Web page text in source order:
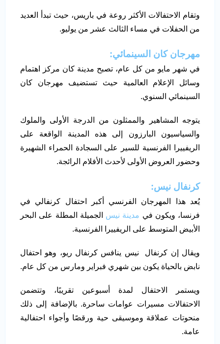
وتقام الاحتفالات الأكثر روعة في باريس، حيث تبدأ العديد
من الحفلات في مساء الثالث عشر من يوليو.
مهرجان كان السينمائي:
في شهر مايو من كل عام، تصبح مدينة كان مركز اهتمام
وسائل الإعلام العالمية حيث تستضيف مهرجان كان
السينمائي السنوي.
يتوجه المشاهير والممثلون من الدرجة الأولى والملوك
والسياسيون البارزون إلى هذه المدينة الواقعة على
الريفييرا الفرنسية للسير على السجادة الحمراء الشهيرة
وحضور العروض الأولى لأحدث الأفلام الرائجة.
كرنفال نيس:
يُعد هذا المهرجان الفرنسي أكبر احتفال كرنفالي في
فرنسا، ويكون في مدينة نيس الجميلة المطلة على البحر
الأبيض المتوسط ​​على الريفييرا الفرنسية.
ويقال إن كرنفال نيس ينافس كرنفال ريو، وهو احتفال
نابض بالحياة يكون بين شهري فبراير ومارس من كل عام.
ويستمر الاحتفال لمدة أسبوعين تقريبًا، وتتضمن
الاحتفالات مسيرات عوامات ساحرة. بالإضافة إلى ذلك
منحوتات عملاقة وموسيقى حية ورقصًا وأجواء احتفالية
عامة.